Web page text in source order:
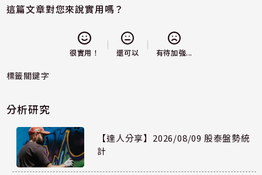
這篇文章對您來說實用嗎？
很實用！ 還可以 有待加強...
標籤關鍵字
分析研究
【達人分享】2026/08/09 股泰盤勢統
計